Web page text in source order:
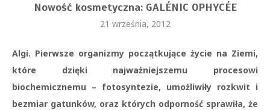
Nowość kosmetyczna: GALÉNIC OPHYCÉE
21 września, 2012
Algi. Pierwsze organizmy początkujące życie na Ziemi,
które dzięki najważniejszemu procesowi
biochemicznemu – fotosyntezie, umożliwiły rozkwit i
bezmiar gatunków, oraz których odporność sprawiła, że